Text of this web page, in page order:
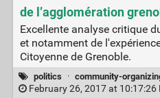
de l’agglomération
Excellente analyse critique
et notamment de
Citoyenne de Grenoble.
politics · community-
February 26, 2017 at 10:17:26